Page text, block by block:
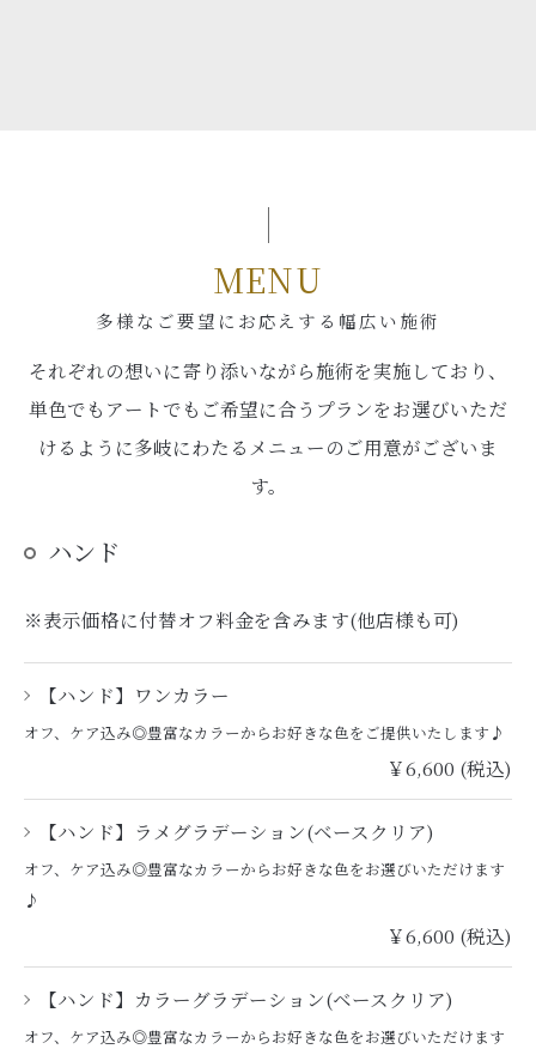
MENU
多様なご要望にお応えする幅広い施術
それぞれの想いに寄り添いながら施術を実施しており、
単色でもアートでもご希望に合うプランをお選びいただ
けるように多岐にわたるメニューのご用意がございま
す。
ハンド
※表示価格に付替オフ料金を含みます(他店様も可)
【ハンド】ワンカラー
オフ、ケア込み◎豊富なカラーからお好きな色をご提供いたします♪
￥6,600 (税込)
【ハンド】ラメグラデーション(ベースクリア)
オフ、ケア込み◎豊富なカラーからお好きな色をお選びいただけます
♪
￥6,600 (税込)
【ハンド】カラーグラデーション(ベースクリア)
オフ、ケア込み◎豊富なカラーからお好きな色をお選びいただけます